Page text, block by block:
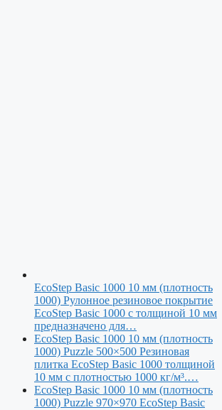
EcoStep Basic 1000 10 мм (плотность
1000) Рулонное резиновое покрытие
EcoStep Basic 1000 с толщиной 10 мм
предназначено для…
EcoStep Basic 1000 10 мм (плотность
1000) Puzzle 500×500 Резиновая
плитка EcoStep Basic 1000 толщиной
10 мм с плотностью 1000 кг/м³.…
EcoStep Basic 1000 10 мм (плотность
1000) Puzzle 970×970 EcoStep Basic